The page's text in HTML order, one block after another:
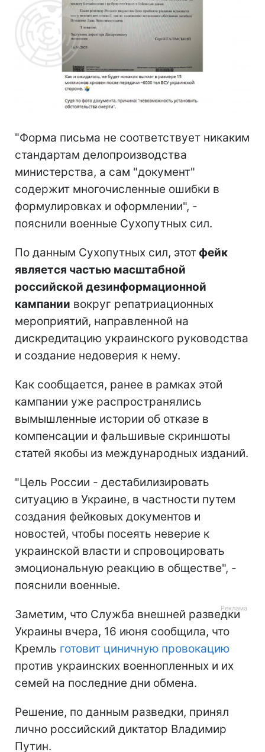
"Форма письма не соответствует никаким
стандартам делопроизводства
министерства, а сам "документ"
содержит многочисленные ошибки в
формулировках и оформлении", -
пояснили военные Сухопутных сил.
По данным Сухопутных сил, этотфейк
является частью масштабной
российской дезинформационной
кампании вокруг репатриационных
мероприятий, направленной на
дискредитацию украинского руководства
и создание недоверия к нему.
Как сообщается, ранее в рамках этой
кампании уже распространялись
вымышленные истории об отказе в
компенсации и фальшивые скриншоты
статей якобы из международных изданий.
"Цель России - дестабилизировать
ситуацию в Украине, в частности путем
создания фейковых документов и
новостей, чтобы посеять неверие к
украинской власти и спровоцировать
эмоциональную реакцию в обществе", -
пояснили военные.
Заметим, что Служба внешней разведки
Украины вчера, 16 июня сообщила, что
Кремль готовит циничную провокацию
против украинских военнопленных и их
семей на последние дни обмена.
Решение, по данным разведки, принял
лично российский диктатор Владимир
Путин.